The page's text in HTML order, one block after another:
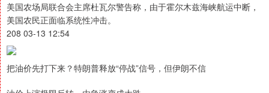
美国农场局联合会主席杜瓦尔警告称，由于霍尔木兹海峡航运中断，
美国农民正面临系统性冲击。
208 03-13 12:54
把油价先打下来？特朗普释放“停战”信号，但伊朗不信